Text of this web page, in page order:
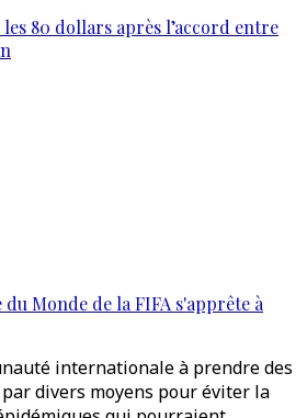
80 dollars après l’accord entre
Monde de la FIFA s'apprête à
internationale à prendre des
divers moyens pour éviter la